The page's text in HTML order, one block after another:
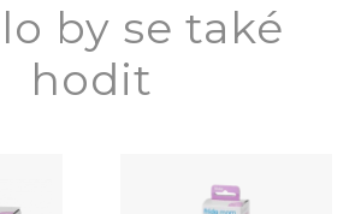
by se také
hodit